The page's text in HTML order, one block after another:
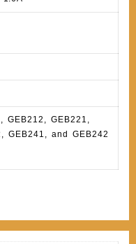
GEB212, GEB221,
GEB241, and GEB242